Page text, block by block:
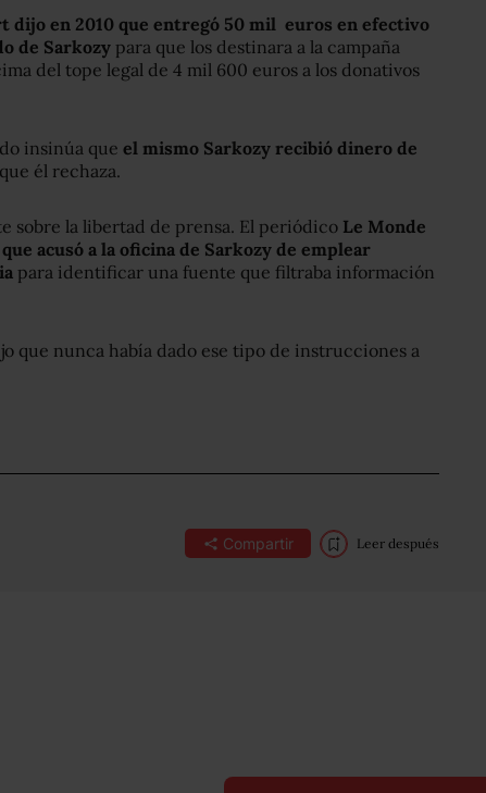
dijo en 2010 que entregó 50 mil euros en efectivo
de Sarkozy para que los destinara a la campaña
del tope legal de 4 mil 600 euros a los donativos
insinúa que el mismo Sarkozy recibió dinero de
él rechaza.
sobre la libertad de prensa. El periódico Le Monde
acusó a la oficina de Sarkozy de emplear
para identificar una fuente que filtraba información
que nunca había dado ese tipo de instrucciones a
Compartir Leer después